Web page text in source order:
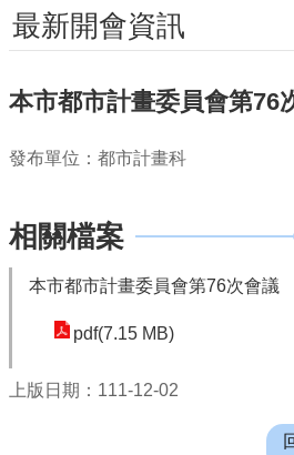
訊
公
我
訊
[Tab]
最新開會資訊
本市都市計畫委員會第76
發布單位：都市計畫科
相關檔案
本市都市計畫委員會第76次會議
pdf(7.15 MB)
上版日期：111-12-02